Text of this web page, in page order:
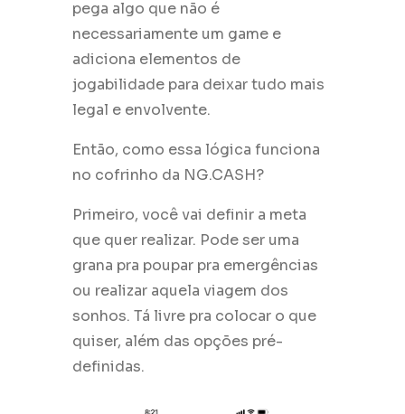
pega algo que não é
necessariamente um game e
adiciona elementos de
jogabilidade para deixar tudo mais
legal e envolvente.
Então, como essa lógica funciona
no cofrinho da NG.CASH?
Primeiro, você vai definir a meta
que quer realizar. Pode ser uma
grana pra poupar pra emergências
ou realizar aquela viagem dos
sonhos. Tá livre pra colocar o que
quiser, além das opções pré-
definidas.